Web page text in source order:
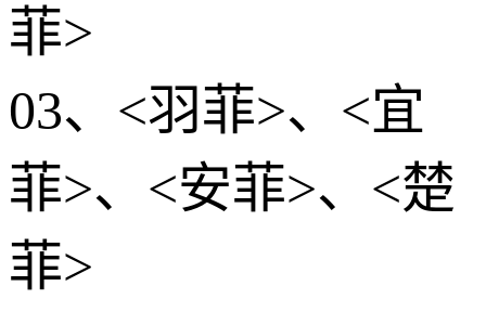
菲>
03、<羽菲>、<宜
菲>、<安菲>、<楚
菲>